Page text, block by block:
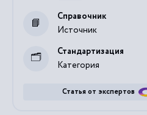
Источник
Справочник
Категория
Стандартизация
Статья от экспертов